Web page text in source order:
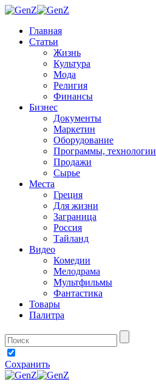
Главная
Статьи
Жизнь
Культура
Мода
Религия
Финансы
Бизнес
Документы
Маркетин
Оборудование
Программы, технологии
Продажи
Сырье
Места
Греция
Для жизни
Заграница
Россия
Тайланд
Видео
Комедии
Мелодрама
Мультфильмы
Фантастика
Товары
Палитра
Сохранить